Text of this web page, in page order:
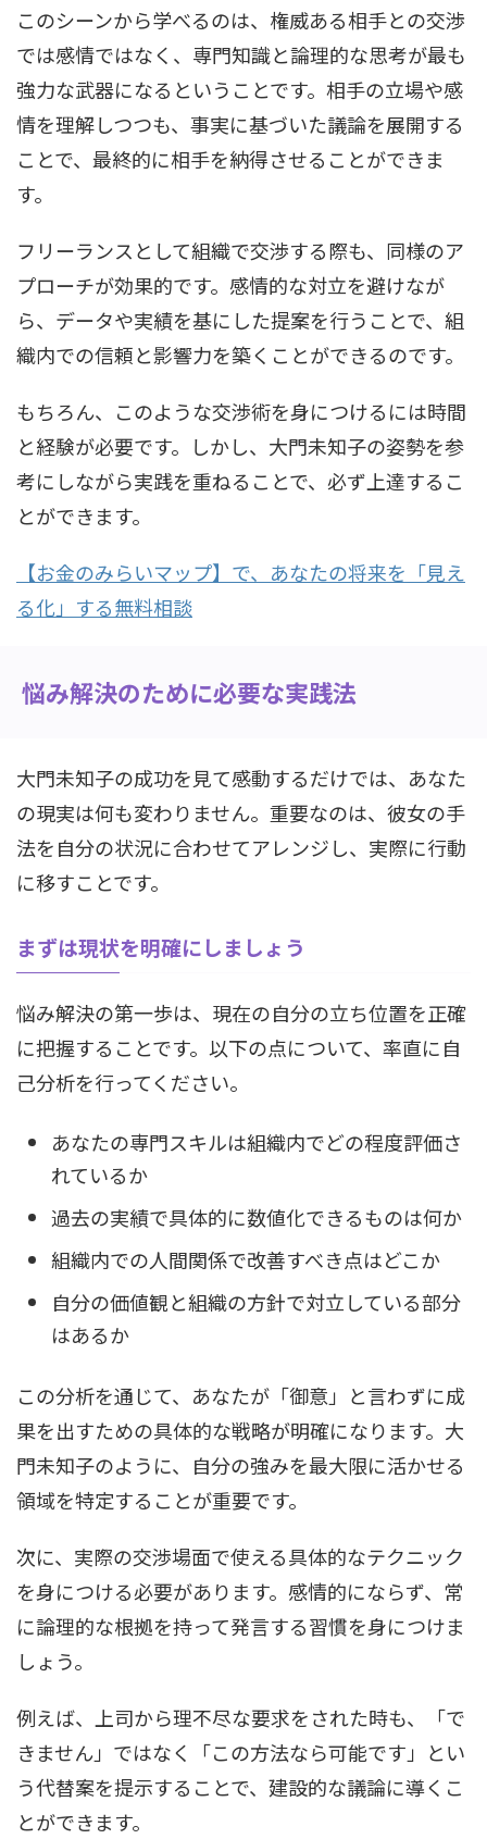
このシーンから学べるのは、権威ある相手との交渉
では感情ではなく、専門知識と論理的な思考が最も
強力な武器になるということです。相手の立場や感
情を理解しつつも、事実に基づいた議論を展開する
ことで、最終的に相手を納得させることができま
す。
フリーランスとして組織で交渉する際も、同様のア
プローチが効果的です。感情的な対立を避けなが
ら、データや実績を基にした提案を行うことで、組
織内での信頼と影響力を築くことができるのです。
もちろん、このような交渉術を身につけるには時間
と経験が必要です。しかし、大門未知子の姿勢を参
考にしながら実践を重ねることで、必ず上達するこ
とができます。
【お金のみらいマップ】で、あなたの将来を「見え
る化」する無料相談
悩み解決のために必要な実践法
大門未知子の成功を見て感動するだけでは、あなた
の現実は何も変わりません。重要なのは、彼女の手
法を自分の状況に合わせてアレンジし、実際に行動
に移すことです。
まずは現状を明確にしましょう
悩み解決の第一歩は、現在の自分の立ち位置を正確
に把握することです。以下の点について、率直に自
己分析を行ってください。
あなたの専門スキルは組織内でどの程度評価さ
れているか
過去の実績で具体的に数値化できるものは何か
組織内での人間関係で改善すべき点はどこか
自分の価値観と組織の方針で対立している部分
はあるか
この分析を通じて、あなたが「御意」と言わずに成
果を出すための具体的な戦略が明確になります。大
門未知子のように、自分の強みを最大限に活かせる
領域を特定することが重要です。
次に、実際の交渉場面で使える具体的なテクニック
を身につける必要があります。感情的にならず、常
に論理的な根拠を持って発言する習慣を身につけま
しょう。
例えば、上司から理不尽な要求をされた時も、「で
きません」ではなく「この方法なら可能です」とい
う代替案を提示することで、建設的な議論に導くこ
とができます。